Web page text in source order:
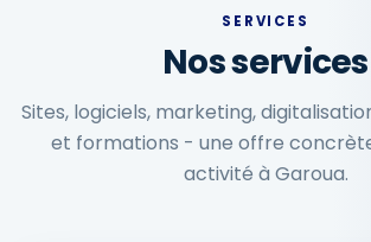
SERVICES
Nos services
Sites, logiciels, marketing,
et formations - une offre
activité à Garoua.